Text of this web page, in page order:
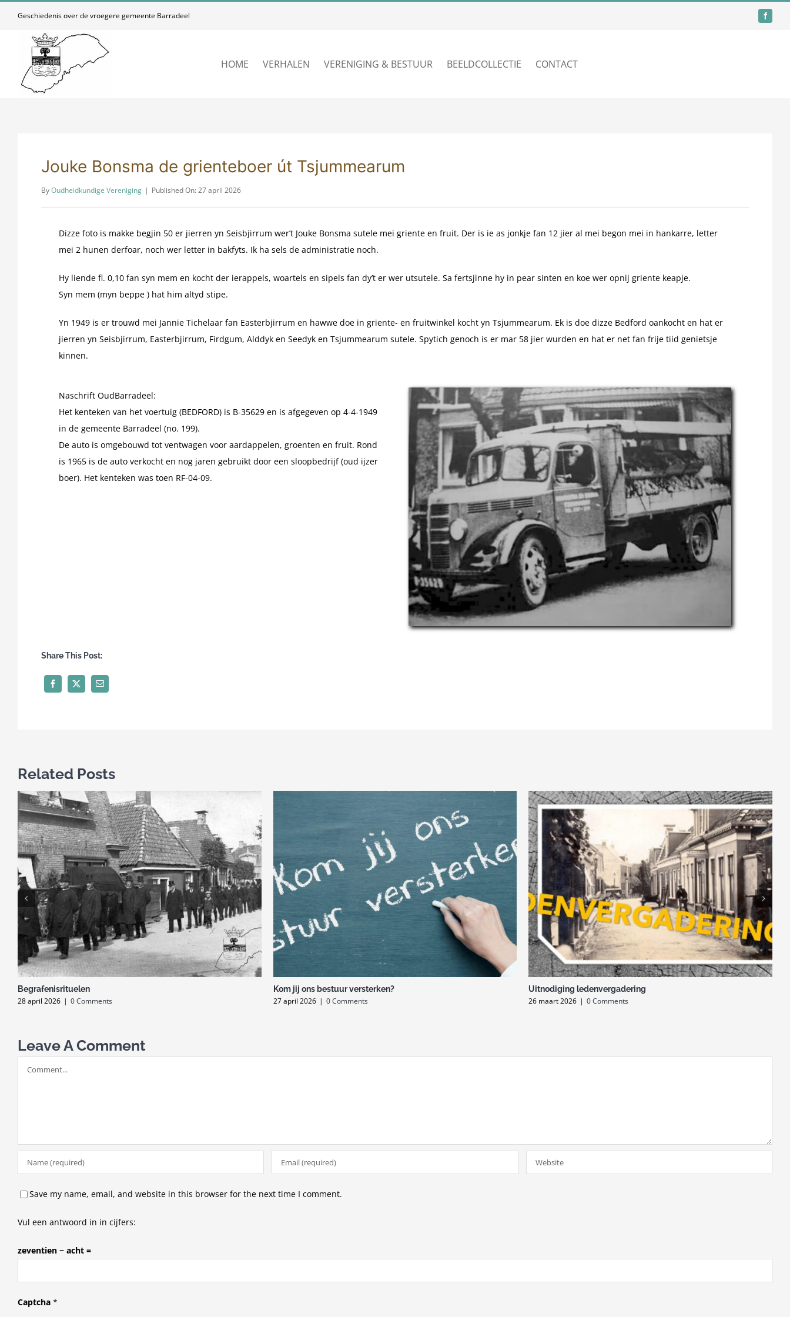
Geschiedenis over de vroegere gemeente Barradeel
HOME VERHALEN VERENIGING & BESTUUR BEELDCOLLECTIE CONTACT
Jouke Bonsma de grienteboer út Tsjummearum
ByOudheidkundige Vereniging | Published On: 27 april 2026
Dizze foto is makke begjin 50 er jierren yn Seisbjirrum wer’t Jouke Bonsma sutele mei griente en fruit. Der is ie as jonkje fan 12 jier al mei begon mei in hankarre, letter
mei 2 hunen derfoar, noch wer letter in bakfyts. Ik ha sels de administratie noch.
Hy liende fl. 0,10 fan syn mem en kocht der ierappels, woartels en sipels fan dy’t er wer utsutele. Sa fertsjinne hy in pear sinten en koe wer opnij griente keapje.
Syn mem (myn beppe ) hat him altyd stipe.
Yn 1949 is er trouwd mei Jannie Tichelaar fan Easterbjirrum en hawwe doe in griente- en fruitwinkel kocht yn Tsjummearum. Ek is doe dizze Bedford oankocht en hat er
jierren yn Seisbjirrum, Easterbjirrum, Firdgum, Alddyk en Seedyk en Tsjummearum sutele. Spytich genoch is er mar 58 jier wurden en hat er net fan frije tiid genietsje
kinnen.
Naschrift OudBarradeel:
Het kenteken van het voertuig (BEDFORD) is B-35629 en is afgegeven op 4-4-1949
in de gemeente Barradeel (no. 199).
De auto is omgebouwd tot ventwagen voor aardappelen, groenten en fruit. Rond
is 1965 is de auto verkocht en nog jaren gebruikt door een sloopbedrijf (oud ijzer
boer). Het kenteken was toen RF-04-09.
Share This Post:
Related Posts
Begrafenisrituelen
28 april 2026 | 0 Comments
Kom jij ons bestuur versterken?
27 april 2026 | 0 Comments
Uitnodiging ledenvergadering
26 maart 2026 | 0 Comments
Leave A Comment
Save my name, email, and website in this browser for the next time I comment.
Vul een antwoord in in cijfers:
zeventien − acht =
Captcha *